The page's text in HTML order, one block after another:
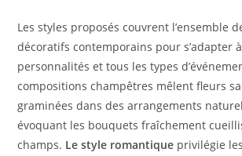
Les styles proposés couvrent l’ensemble
décoratifs contemporains pour s’adapter
personnalités et tous les types
compositions champêtres mêlent fleurs
graminées dans des arrangements
évoquant les bouquets fraîchement
champs. Le style romantique privilégie